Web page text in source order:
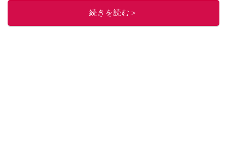
ニュースでフォロー
続きを読む＞